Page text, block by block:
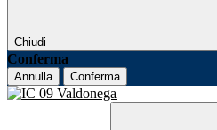
Chiudi
Conferma
Annulla Conferma